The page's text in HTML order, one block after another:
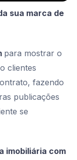
sua marca de
para mostrar o
clientes
fazendo
publicações
se
imobiliária com